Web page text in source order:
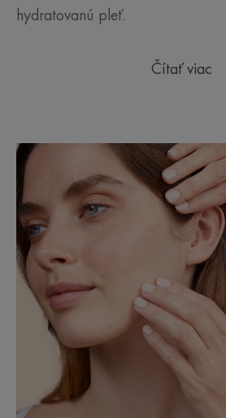
hydratovanú pleť.
Čítať viac